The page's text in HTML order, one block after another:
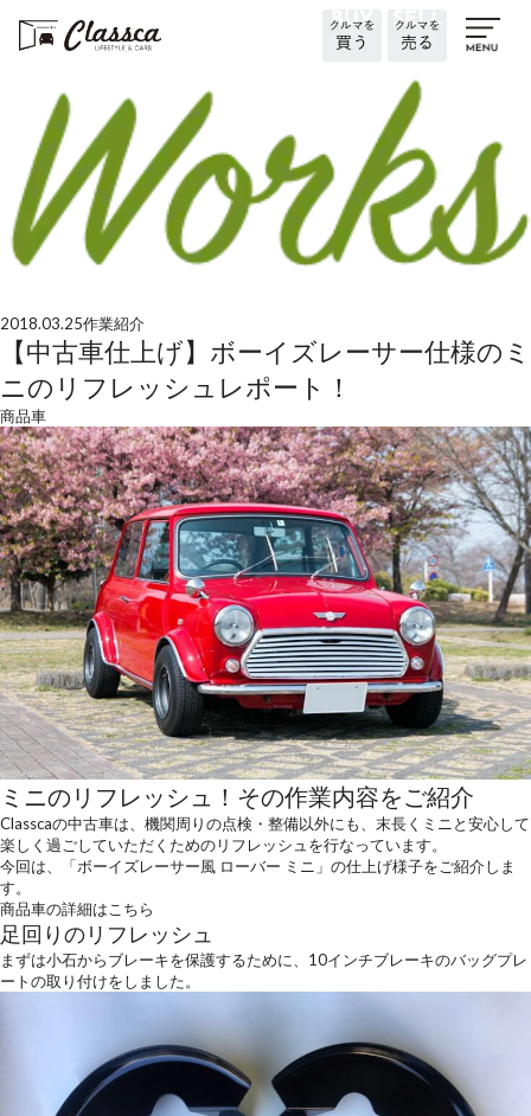
2018.03.25作業紹介
【中古車仕上げ】ボーイズレーサー仕様のミ
ニのリフレッシュレポート！
商品車
ミニのリフレッシュ！その作業内容をご紹介
Classcaの中古車は、機関周りの点検・整備以外にも、末長くミニと安心して
楽しく過ごしていただくためのリフレッシュを行なっています。
今回は、「ボーイズレーサー風 ローバー ミニ」の仕上げ様子をご紹介しま
す。
商品車の詳細はこちら
足回りのリフレッシュ
まずは小石からブレーキを保護するために、10インチブレーキのバッグプレ
ートの取り付けをしました。